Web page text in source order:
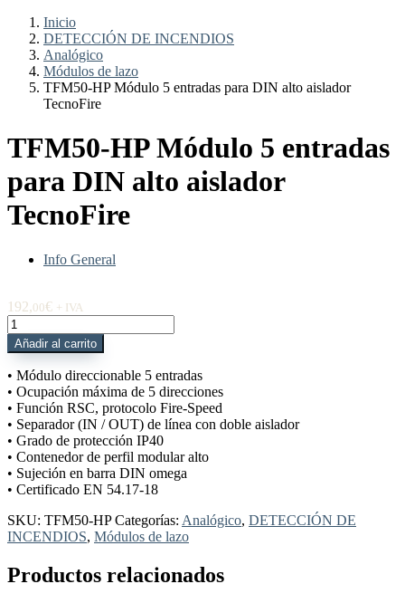
Inicio
DETECCIÓN DE INCENDIOS
Analógico
Módulos de lazo
TFM50-HP Módulo 5 entradas para DIN alto aislador
TecnoFire
TFM50-HP Módulo 5 entradas
para DIN alto aislador
TecnoFire
Info General
192,00€ + IVA
TFM50-
HP
Módulo
5
entradas
para
DIN
alto
aislador
TecnoFire
cantidad
Añadir al carrito
• Módulo direccionable 5 entradas
• Ocupación máxima de 5 direcciones
• Función RSC, protocolo Fire-Speed
• Separador (IN / OUT) de línea con doble aislador
• Grado de protección IP40
• Contenedor de perfil modular alto
• Sujeción en barra DIN omega
• Certificado EN 54.17-18
SKU: TFM50-HP Categorías: Analógico, DETECCIÓN DE
INCENDIOS, Módulos de lazo
Productos relacionados